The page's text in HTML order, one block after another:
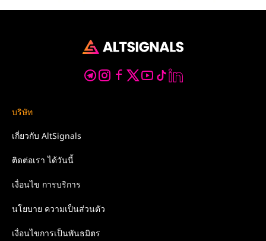
บริษัท
เกี่ยวกับ AltSignals
ติดต่อเราได้วันนี้
เงื่อนไข การบริการ
นโยบาย ความเป็นส่วนตัว
เงื่อนไขการเป็นพันธมิตร